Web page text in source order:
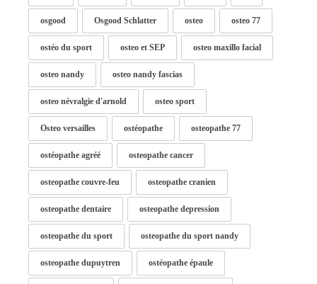
osgood Osgood Schlatter osteo osteo 77
ostéo du sport osteo et SEP osteo maxillo facial
osteo nandy osteo nandy fascias
osteo névralgie d'arnold osteo sport
Osteo versailles ostéopathe osteopathe 77
ostéopathe agréé osteopathe cancer
osteopathe couvre-feu osteopathe cranien
osteopathe dentaire osteopathe depression
osteopathe du sport osteopathe du sport nandy
osteopathe dupuytren ostéopathe épaule